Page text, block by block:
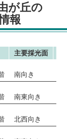
が丘の
報
主要採光面
南向き
南東向き
北西向き